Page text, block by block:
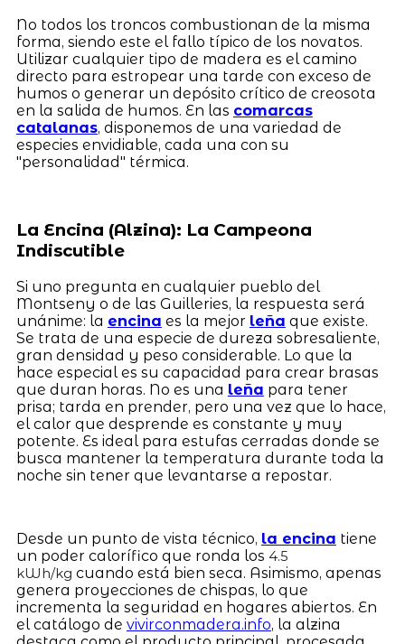
No todos los troncos combustionan de la misma
forma, siendo este el fallo típico de los novatos.
Utilizar cualquier tipo de madera es el camino
directo para estropear una tarde con exceso de
humos o generar un depósito crítico de creosota
en la salida de humos. En las comarcas
catalanas, disponemos de una variedad de
especies envidiable, cada una con su
"personalidad" térmica.
La Encina (Alzina): La Campeona
Indiscutible
Si uno pregunta en cualquier pueblo del
Montseny o de las Guilleries, la respuesta será
unánime: la encina es la mejor leña que existe.
Se trata de una especie de dureza sobresaliente,
gran densidad y peso considerable. Lo que la
hace especial es su capacidad para crear brasas
que duran horas. No es una leña para tener
prisa; tarda en prender, pero una vez que lo hace,
el calor que desprende es constante y muy
potente. Es ideal para estufas cerradas donde se
busca mantener la temperatura durante toda la
noche sin tener que levantarse a repostar.
Desde un punto de vista técnico, la encina tiene
un poder calorífico que ronda los 4.5
kWh/kg cuando está bien seca. Asimismo, apenas
genera proyecciones de chispas, lo que
incrementa la seguridad en hogares abiertos. En
el catálogo de vivirconmadera.info, la alzina